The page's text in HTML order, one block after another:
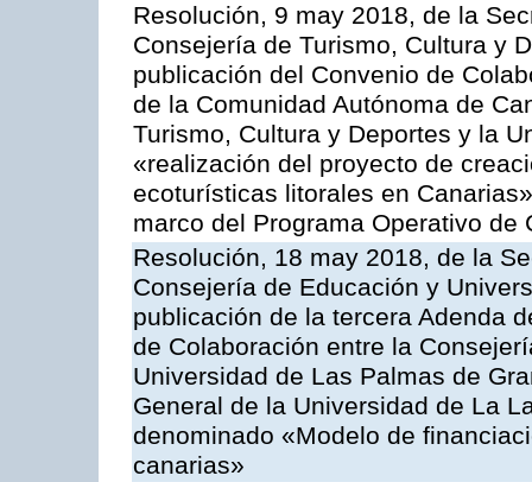
Resolución, 9 may 2018, de la
Consejería de Turismo, Cultura y
publicación del Convenio de
de la Comunidad Autónoma de
Turismo, Cultura y Deportes y la
«realización del proyecto de
ecoturísticas litorales en
marco del Programa Operativo de
Resolución, 18 may 2018, de la
Consejería de Educación y
publicación de la tercera Adenda
de Colaboración entre la
Universidad de Las Palmas de
General de la Universidad de La
denominado «Modelo de
canarias»